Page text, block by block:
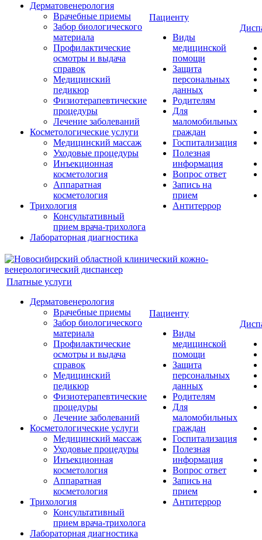
Дерматовенерология
Врачебные приемы
Забор биологического
материала
Профилактические
осмотры и выдача
справок
Медицинский
педикюр
Физиотерапевтические
процедуры
Лечение заболеваний
Косметологические услуги
Медицинский массаж
Уходовые процедуры
Инъекционная
косметология
Аппаратная
косметология
Трихология
Консультативный
прием врача-трихолога
Лабораторная диагностика
Пациенту
Виды
медицинской
помощи
Защита
персональных
данных
Родителям
Для
маломобильных
граждан
Госпитализация
Полезная
информация
Вопрос ответ
Запись на
прием
Антитеррор
Платные услуги
Дерматовенерология
Врачебные приемы
Забор биологического
материала
Профилактические
осмотры и выдача
справок
Медицинский
педикюр
Физиотерапевтические
процедуры
Лечение заболеваний
Косметологические услуги
Медицинский массаж
Уходовые процедуры
Инъекционная
косметология
Аппаратная
косметология
Трихология
Консультативный
прием врача-трихолога
Лабораторная диагностика
Пациенту
Виды
медицинской
помощи
Защита
персональных
данных
Родителям
Для
маломобильных
граждан
Госпитализация
Полезная
информация
Вопрос ответ
Запись на
прием
Антитеррор